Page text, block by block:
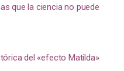
que la ciencia no puede
del «efecto Matilda»